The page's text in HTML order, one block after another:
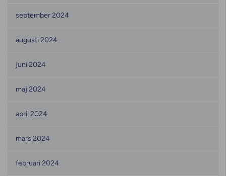
september 2024
augusti 2024
juni 2024
maj 2024
april 2024
mars 2024
februari 2024